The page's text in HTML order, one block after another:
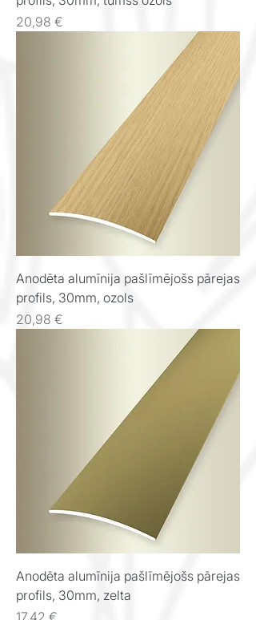
Cena
20,98 €
Anodēta alumīnija pašlīmējošs pārejas
profils, 30mm, ozols
Cena
20,98 €
Anodēta alumīnija pašlīmējošs pārejas
profils, 30mm, zelta
Cena
17,42 €